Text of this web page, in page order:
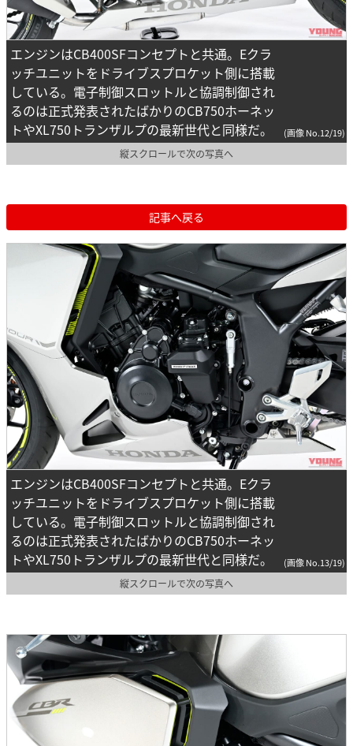
エンジンはCB400SFコンセプトと共通。Eクラ
ッチユニットをドライブスプロケット側に搭載
している。電子制御スロットルと協調制御され
るのは正式発表されたばかりのCB750ホーネッ
トやXL750トランザルプの最新世代と同様だ。
(画像 No.12/19)
縦スクロールで次の写真へ
記事へ戻る
エンジンはCB400SFコンセプトと共通。Eクラ
ッチユニットをドライブスプロケット側に搭載
している。電子制御スロットルと協調制御され
るのは正式発表されたばかりのCB750ホーネッ
トやXL750トランザルプの最新世代と同様だ。
(画像 No.13/19)
縦スクロールで次の写真へ